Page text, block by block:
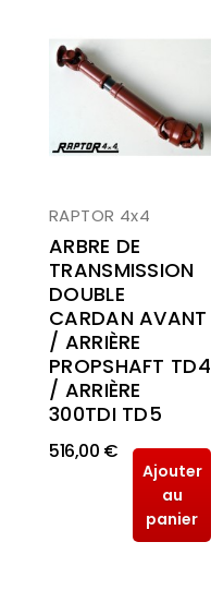
RAPTOR 4x4
ARBRE DE
TRANSMISSION
DOUBLE
CARDAN AVANT
/ ARRIÈRE
PROPSHAFT TD4
/ ARRIÈRE
300TDI TD5
516,00 €
Ajouter
au
panier